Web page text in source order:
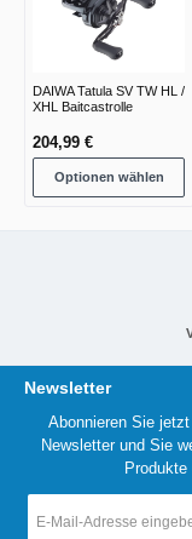
DAIWA Tatula SV TW HL /
XHL Baitcastrolle
204,99 €
Optionen wählen
Newsletter
Abonnieren Sie
Newsletter und Sie
Produkte
Mail-